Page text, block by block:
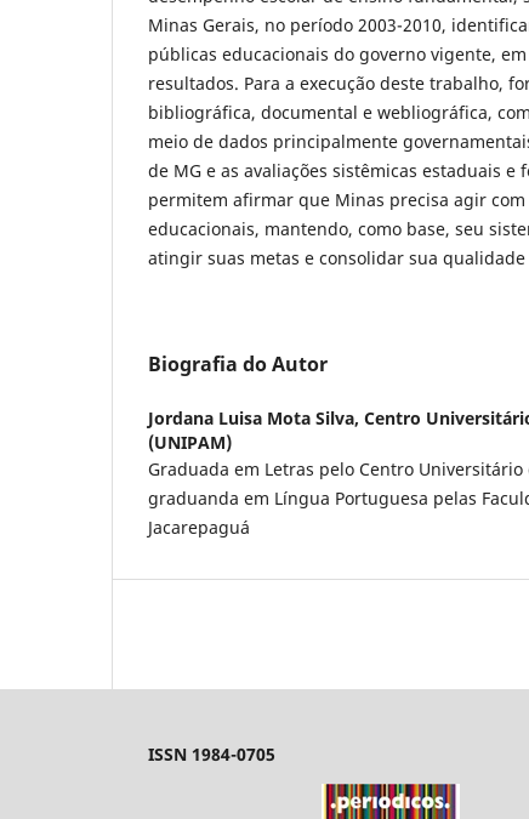
Minas Gerais, no período 2003-2010,
públicas educacionais do governo vigente,
resultados. Para a execução deste trabalho,
bibliográfica, documental e webliográfica,
meio de dados principalmente
de MG e as avaliações sistêmicas estaduais e
permitem afirmar que Minas precisa agir com
educacionais, mantendo, como base, seu
atingir suas metas e consolidar sua
Biografia do Autor
Jordana Luisa Mota Silva, Centro
(UNIPAM)
Graduada em Letras pelo Centro Universitário
graduanda em Língua Portuguesa pelas
Jacarepaguá
ISSN 1984-0705